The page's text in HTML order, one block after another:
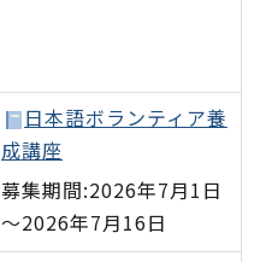
日本語ボランティア養
成講座
募集期間:2026年7月1日
～2026年7月16日